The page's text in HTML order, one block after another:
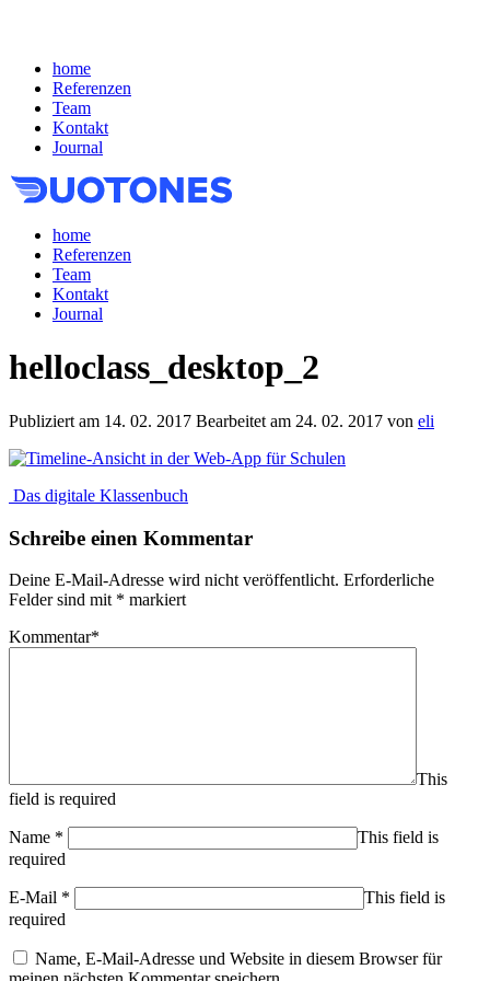
home
Referenzen
Team
Kontakt
Journal
home
Referenzen
Team
Kontakt
Journal
helloclass_desktop_2
Publiziert am 14. 02. 2017 Bearbeitet am 24. 02. 2017 von eli
Das digitale Klassenbuch
Schreibe einen Kommentar
Deine E-Mail-Adresse wird nicht veröffentlicht. Erforderliche
Felder sind mit * markiert
Kommentar*
This
field is required
Name *
This field is
required
E-Mail *
This field is
required
Name, E-Mail-Adresse und Website in diesem Browser für